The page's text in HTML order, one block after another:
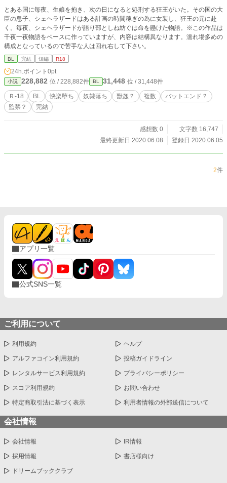
とある国に毎夜、生娘を抱き、次の日になると処刑する狂王がいた。その国の大
臣の息子、シェヘラザードはある計画の時間稼ぎの為に女装し、狂王の元に赴
く。毎夜、シェヘラザードが語り部としね紡ぐは命を懸けた物語。※この作品は
千夜一夜物語をベースに作っていますが、内容は結構異なります。濡れ場多めの
構成となっているので苦手な人は回れ右して下さい。
BL 完結 短編 R18
24h.ポイント 0pt
小説 228,882 位 / 228,882件 BL 31,448 位 / 31,448件
Ｒ-18 BL 快楽堕ち 奴隷落ち 獣姦？ 複数
バットエンド？
監禁？
完結
感想数 0
文字数 16,747
最終更新日 2020.06.08
登録日 2020.06.05
2件
アプリ一覧
公式SNS一覧
ご利用について
利用規約 ヘルプ
アルファコイン利用規約 投稿ガイドライン
レンタルサービス利用規約 プライバシーポリシー
スコア利用規約 お問い合わせ
特定商取引法に基づく表示 利用者情報の外部送信について
会社情報
会社情報 IR情報
採用情報 書店様向け
ドリームブッククラブ